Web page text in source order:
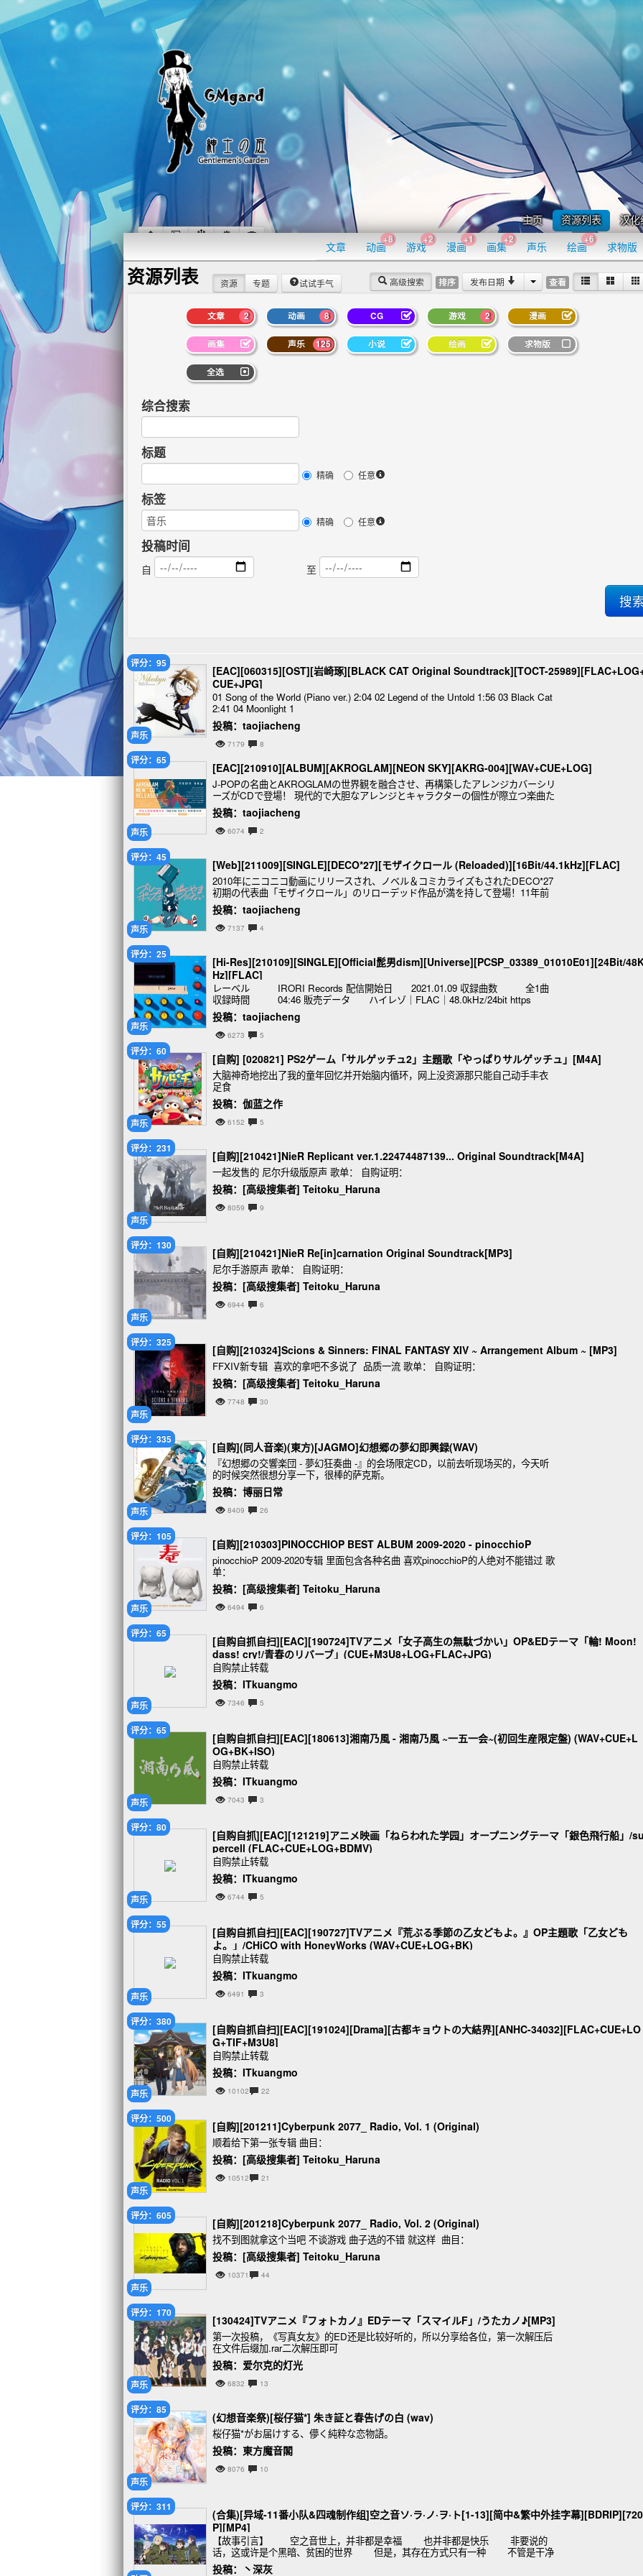
主页 资源列表 汉化
文章 动画
+8
游戏
+2
漫画
+1
画集
+2
声乐 绘画
+6
求物版
资源列表 高级搜索 排序 发布日期 查看
资源 专题 试试手气
2
文章 8
动画 CG 2
游戏 漫画
画集 125
声乐 小说 绘画 求物版
全选
综合搜索
标题
精确 任意
标签
精确 任意
投稿时间
自 至
声乐
评分：95
[EAC][060315][OST][岩崎琢][BLACK CAT Original Soundtrack][TOCT-
CUE+JPG]
01 Song of the World (Piano ver.) 2:04 02 Legend of the Untold 1:56 03 Black Cat
2:41 04 Moonlight 1
投稿：taojiacheng
7179 8
声乐
评分：65
[EAC][210910][ALBUM][AKROGLAM][NEON SKY][AKRG-004][WAV+CUE+LOG]
J-POPの名曲とAKROGLAMの世界観を融合させ、再構築したアレンジカバーシリ
ーズがCDで登場！ 現代的で大胆なアレンジとキャラクターの個性が際立つ楽曲た
ちは必聴です。 聞き慣れた名曲に新たな魅
投稿：taojiacheng
6074 2
声乐
评分：45
[Web][211009][SINGLE][DECO*27][モザイクロール (Reloaded)][16Bit/44.1kHz][FLAC]
2010年にニコニコ動画にリリースされ、ノベル＆コミカライズもされたDECO*27
初期の代表曲「モザイクロール」のリローデッド作品が満を持して登場！11年前
からの歌詞・曲調の変化に要注目だ！
投稿：taojiacheng
7137 4
声乐
评分：25
[Hi-Res][210109][SINGLE][Official髭男dism][Universe][PCSP_03389_01010E01][24Bit/
Hz][FLAC]
レーベル IRORI Records 配信開始日 2021.01.09 収録曲数 全1曲
収録時間 04:46 販売データ ハイレゾ｜FLAC｜48.0kHz/24bit https
投稿：taojiacheng
6273 5
声乐
评分：60
[自购] [020821] PS2ゲーム「サルゲッチュ2」主題歌「やっぱりサルゲッチュ」[M4A]
大脑神奇地挖出了我的童年回忆并开始脑内循环，网上没资源那只能自己动手丰衣
足食
投稿：伽蓝之作
6152 5
声乐
评分：231
[自购][210421]NieR Replicant ver.1.22474487139... Original Soundtrack[M4A]
一起发售的 尼尔升级版原声 歌单： 自购证明：
投稿：[高级搜集者] Teitoku_Haruna
8059 9
声乐
评分：130
[自购][210421]NieR Re[in]carnation Original Soundtrack[MP3]
尼尔手游原声 歌单： 自购证明：
投稿：[高级搜集者] Teitoku_Haruna
6944 6
声乐
评分：325
[自购][210324]Scions & Sinners: FINAL FANTASY XIV ~ Arrangement Album ~ [MP3]
FFXIV新专辑 喜欢的拿吧不多说了 品质一流 歌单： 自购证明：
投稿：[高级搜集者] Teitoku_Haruna
7748 30
声乐
评分：335
[自购](同人音楽)(東方)[JAGMO]幻想郷の夢幻即興録(WAV)
『幻想郷の交響楽団 - 夢幻狂奏曲 -』的会场限定CD，以前去听现场买的，今天听
的时候突然很想分享一下，很棒的萨克斯。
投稿：博丽日常
8409 26
声乐
评分：105
[自购][210303]PINOCCHIOP BEST ALBUM 2009-2020 - pinocchioP
pinocchioP 2009-2020专辑 里面包含各种名曲 喜欢pinocchioP的人绝对不能错过 歌
单：
投稿：[高级搜集者] Teitoku_Haruna
6494 6
声乐
评分：65
[自购自抓自扫][EAC][190724]TVアニメ「女子高生の無駄づかい」OP&EDテーマ「輪! Moon!
dass! cry!/青春のリバーブ」(CUE+M3U8+LOG+FLAC+JPG)
自购禁止转载
投稿：ITkuangmo
7346 5
声乐
评分：65
[自购自抓自扫][EAC][180613]湘南乃風 - 湘南乃風 ~一五一会~(初回生産限定盤) (WAV+CUE+L
OG+BK+ISO)
自购禁止转载
投稿：ITkuangmo
7043 3
声乐
评分：80
[自购自抓][EAC][121219]アニメ映画「ねらわれた学园」オープニングテーマ「銀色飛行船」/
percell (FLAC+CUE+LOG+BDMV)
自购禁止转载
投稿：ITkuangmo
6744 5
声乐
评分：55
[自购自抓自扫][EAC][190727]TVアニメ『荒ぶる季節の乙女どもよ。』OP主題歌「乙女ども
よ。」/CHiCO with HoneyWorks (WAV+CUE+LOG+BK)
自购禁止转载
投稿：ITkuangmo
6491 3
声乐
评分：380
[自购自抓自扫][EAC][191024][Drama][古都キョウトの大結界][ANHC-34032][FLAC+CUE+LO
G+TIF+M3U8]
自购禁止转载
投稿：ITkuangmo
10102 22
声乐
评分：500
[自购][201211]Cyberpunk 2077_ Radio, Vol. 1 (Original)
顺着给下第一张专辑 曲目：
投稿：[高级搜集者] Teitoku_Haruna
10512 21
声乐
评分：605
[自购][201218]Cyberpunk 2077_ Radio, Vol. 2 (Original)
找不到图就拿这个当吧 不谈游戏 曲子选的不错 就这样 曲目：
投稿：[高级搜集者] Teitoku_Haruna
10371 44
声乐
评分：170
[130424]TVアニメ『フォトカノ』EDテーマ「スマイルF」/うたカノ♪[MP3]
第一次投稿，《写真女友》的ED还是比较好听的，所以分享给各位，第一次解压后
在文件后缀加.rar二次解压即可
投稿：爱尔克的灯光
6832 13
声乐
评分：85
(幻想音楽祭)[桜仔猫*] 朱き証と春告げの白 (wav)
桜仔猫*がお届けする、儚く純粋な恋物語。
投稿：東方魔音閣
8076 10
评分：311
(合集)[异域-11番小队&四魂制作组]空之音ソ·ラ·ノ·ヲ·ト[1-13][简中&繁中外挂字幕][BDRIP][720
P][MP4]
【故事引言】 空之音世上，并非都是幸福 也并非都是快乐 非要说的
话，这或许是个黑暗、贫困的世界 但是，其存在方式只有一种 不管是干净
的东西，还是肮脏的东西，不管
投稿：丶深灰